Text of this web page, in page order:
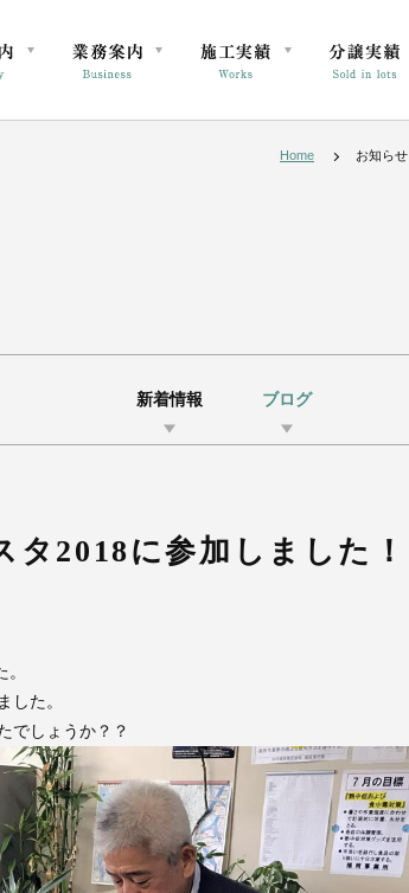
Home お知らせ
新着情報 ブログ
2018に参加しました！
した。
でしょうか？？